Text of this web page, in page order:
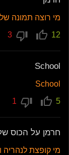
מי רוצה תמונה
12
School
School
5
חרמן על הכוס
מי קופצת לנהריה